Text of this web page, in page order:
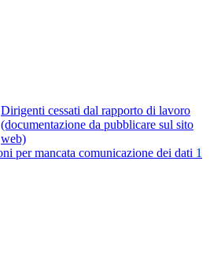
Dirigenti cessati dal rapporto di lavoro
(documentazione da pubblicare sul sito
web)
per mancata comunicazione dei dati 1